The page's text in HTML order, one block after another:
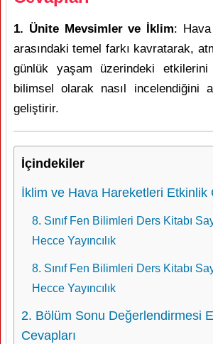
1. Ünite Mevsimler ve İklim:
arasındaki temel farkı kavratarak,
günlük yaşam üzerindeki
bilimsel olarak nasıl incelendiğini
geliştirir.
İçindekiler
İklim ve Hava Hareketleri Etkinlik
8. Sınıf Fen Bilimleri Ders Kitabı
Hecce Yayıncılık
8. Sınıf Fen Bilimleri Ders Kitabı
Hecce Yayıncılık
2. Bölüm Sonu Değerlendirmesi
Cevapları